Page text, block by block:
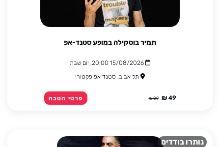
תמיר בוסקילה במופע סטנד-אפ
15/08/2026 20:00, יום שבת
תל אביב, סטנד אפ פקטורי
49 ₪
89 ₪ פרטי הטבה
נותרו בודדים